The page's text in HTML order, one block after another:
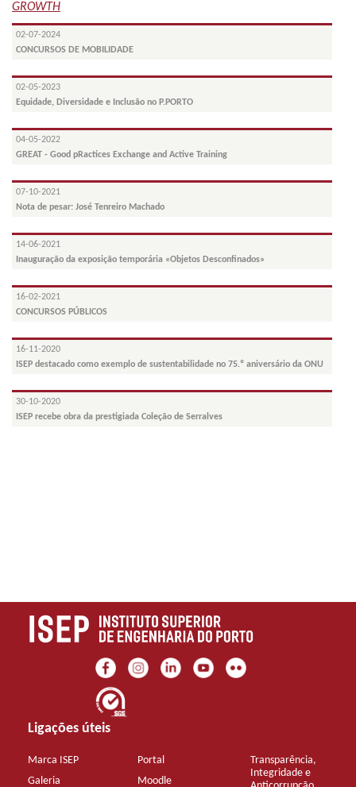
GROWTH
02-07-2024
CONCURSOS DE MOBILIDADE
02-05-2023
Equidade, Diversidade e Inclusão no P.PORTO
04-05-2022
GREAT - Good pRactices Exchange and Active Training
07-10-2021
Nota de pesar: José Tenreiro Machado
14-06-2021
Inauguração da exposição temporária «Objetos Desconfinados»
16-02-2021
CONCURSOS PÚBLICOS
16-11-2020
ISEP destacado como exemplo de sustentabilidade no 75.º aniversário da ONU
30-10-2020
ISEP recebe obra da prestigiada Coleção de Serralves
Ligações úteis
Marca ISEP
Galeria
Portal
Moodle
Transparência,
Integridade e